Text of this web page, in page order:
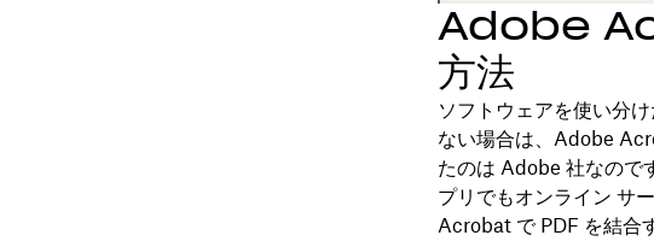
Adobe
方法
ソフトウェアを使い分
ない場合は、Adobe
たのは Adobe 社なので
プリでもオンライン サ
Acrobat で PDF を結合